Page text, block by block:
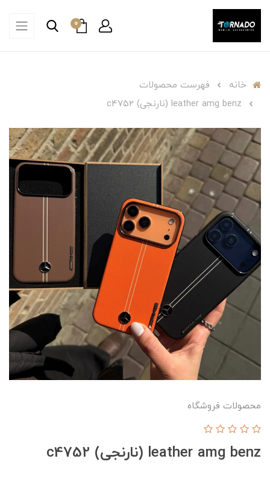
0
خانه
فهرست محصولات
leather amg benz (نارنجی) c4752
محصولات فروشگاه
leather amg benz (نارنجی) c4752